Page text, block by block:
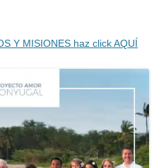
Y MISIONES haz click AQUÍ